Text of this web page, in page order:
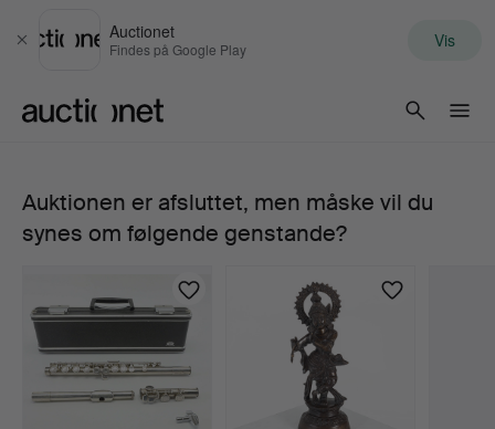
Luk
Auctionet
Findes på Google Play Vis
Louis
krydsfløjte,
sølv,
Auktionen er afsluttet, men måske vil du
synes om følgende genstande?